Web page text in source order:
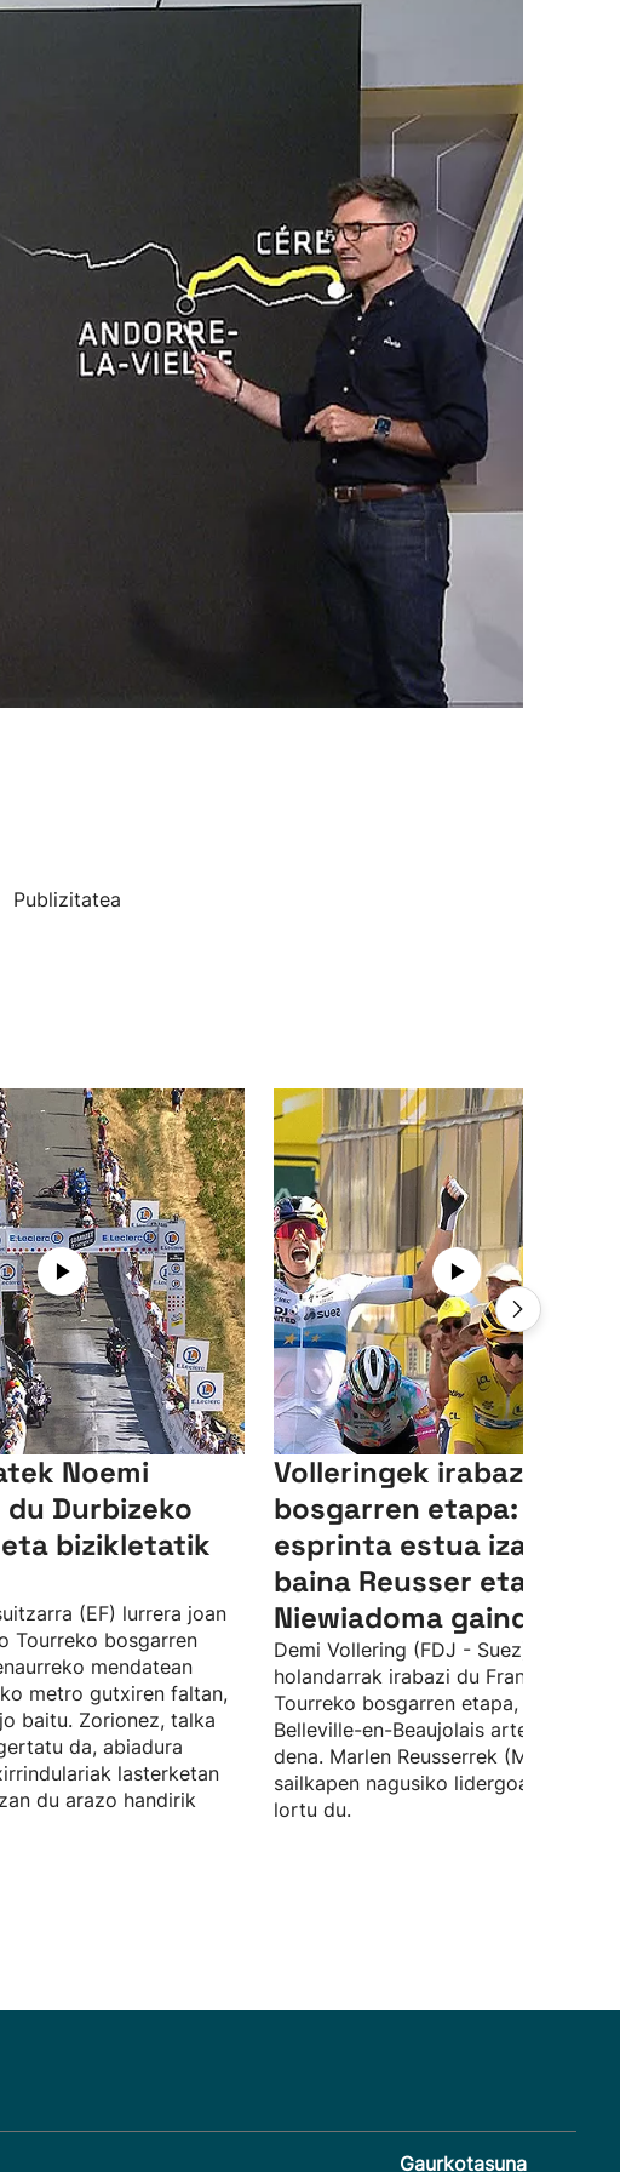
Publizitatea
Noemi
du Durbizeko
bizikletatik
(EF) lurrera joan
Tourreko bosgarren
mendatean
metro gutxiren faltan,
baitu. Zorionez, talka
da, abiadura
lasterketan
du arazo handirik
Volleringek irabazi du
bosgarren etapa:
esprinta estua izan da,
baina Reusser eta
Niewiadoma gainditu
Demi Vollering (FDJ - Suez)
holandarrak irabazi du Frantziako
Tourreko bosgarren etapa, Mâcon eta
Belleville-en-Beaujolais artean jokatu
dena. Marlen Reusserrek (Movistar)
sailkapen nagusiko lidergoari eustea
lortu du.
Gaurkotasuna